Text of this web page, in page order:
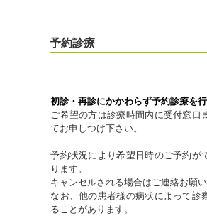
予約診療
初診・再診にかかわらず予約診療を行
ご希望の方は診療時間内に受付窓口
てお申しつけ下さい。
予約状況により希望日時のご予約が
ります。
キャンセルされる場合はご連絡お願い
なお、他の患者様の病状によって診
ることがあります。